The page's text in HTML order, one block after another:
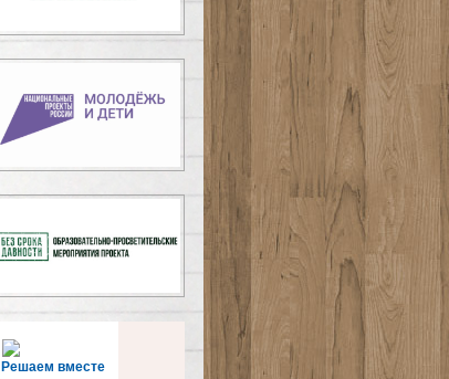
Решаем вместе